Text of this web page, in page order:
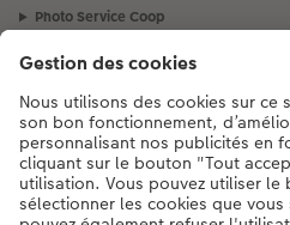
Photo Service Coop
Notre sélection